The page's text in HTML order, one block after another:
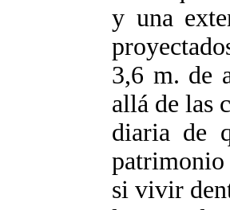
y una
3,6 m. de
allá de las
diaria de
patrimonio
si vivir